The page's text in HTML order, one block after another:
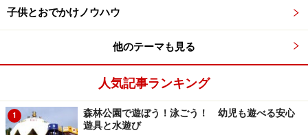
洋食がメインですが、一工夫された蕎麦メニューや、奥
多摩の手づくりとうふを使ったヘルシーなチーズケーキ
やとうふアイス、わさびを使ったジェラートなど、手づ
くりスイーツも好評です。
このお店を運営しているのは、実は地元の主婦たちで、
子供とおでかけノウハウ
他のテーマも見る
人気記事ランキング
1
森林公園で遊ぼう！泳ごう！ 幼児も遊べる安心
遊具と水遊び